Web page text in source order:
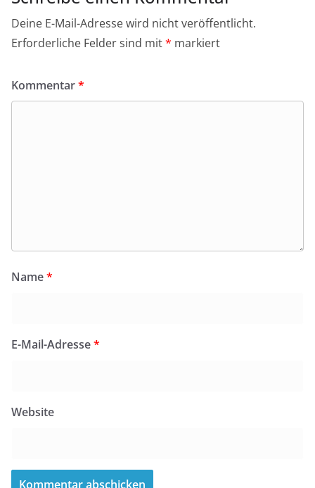
Deine E-Mail-Adresse wird nicht veröffentlicht.
Erforderliche Felder sind mit* markiert
Kommentar*
Name*
E-Mail-Adresse*
Website